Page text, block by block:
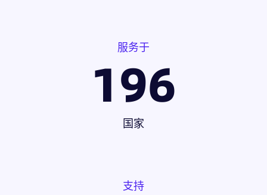
服务于
196
国家
支持